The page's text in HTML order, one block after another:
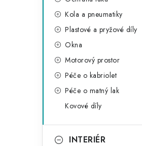
Kola a pneumatiky
Plastové a pryžové díly
Okna
Motorový prostor
Péče o kabriolet
Péče o matný lak
Kovové díly
INTERIÉR